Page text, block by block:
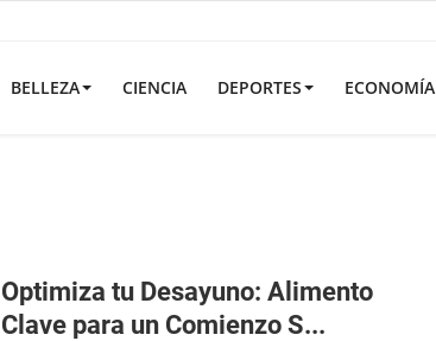
BELLEZA CIENCIA DEPORTES ECONOMÍA
Optimiza tu Desayuno: Alimento
Clave para un Comienzo S...